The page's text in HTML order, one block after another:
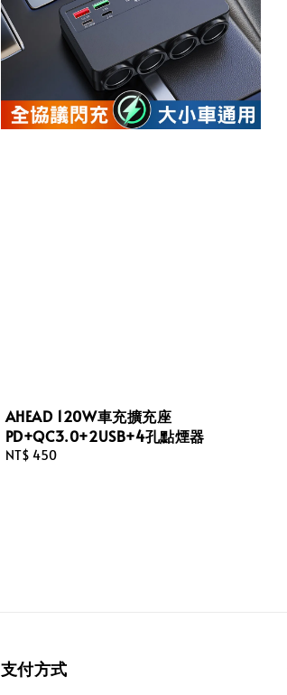
AHEAD 120W車充擴充座
PD+QC3.0+2USB+4孔點煙器
Regular
NT$ 450
支付方式